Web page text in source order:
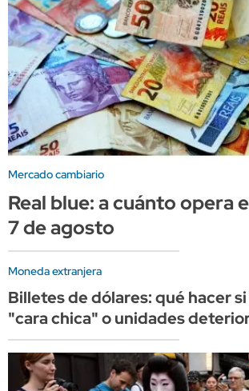
Mercado cambiario
Real blue: a cuánto opera
7 de agosto
Moneda extranjera
Billetes de dólares: qué hacer
"cara chica" o unidades